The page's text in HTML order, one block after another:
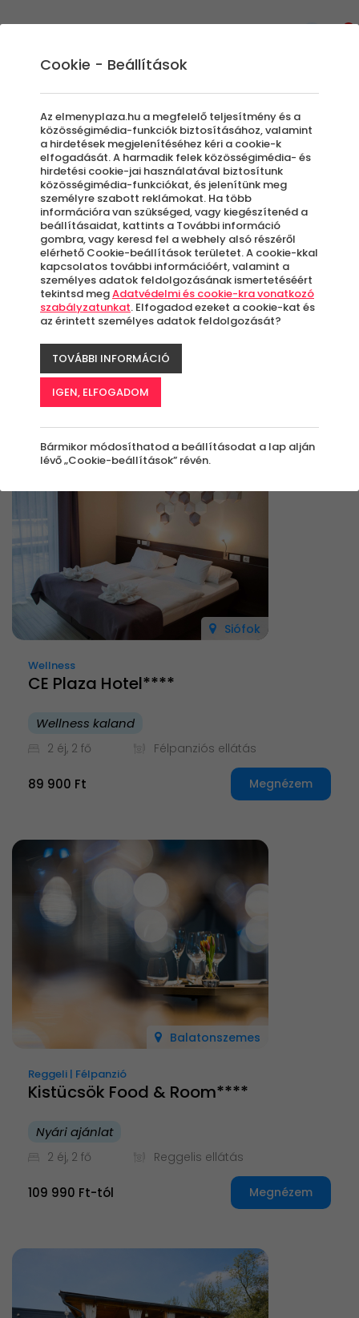
Balatoni pihenés
A Magyar tengernél nincs páratlanabb
pihenési célpont ha itthon vízpart közelében
szeretnél egy kicsit pihenni. Gyönyörű tájak,
mesés gasztronómiai élmények és persze
felejthetetlen programok várnak.
Szűrők beállítása
Élmények
Új
Siófok
Wellness
CE Plaza Hotel****
Wellness kaland
2 éj, 2 fő Félpanziós ellátás
89 900 Ft Megnézem
Balatonszemes
Reggeli | Félpanzió
Kistücsök Food & Room****
Nyári ajánlat
2 éj, 2 fő Reggelis ellátás
109 990 Ft-tól Megnézem
Cookie - Beállítások
Az elmenyplaza.hu a megfelelő teljesítmény és a
közösségimédia-funkciók biztosításához, valamint
a hirdetések megjelenítéséhez kéri a cookie-k
elfogadását. A harmadik felek közösségimédia- és
hirdetési cookie-jai használatával biztosítunk
közösségimédia-funkciókat, és jelenítünk meg
személyre szabott reklámokat. Ha több
információra van szükséged, vagy kiegészítenéd a
beállításaidat, kattints a További információ
gombra, vagy keresd fel a webhely alsó részéről
elérhető Cookie-beállítások területet. A cookie-kkal
kapcsolatos további információért, valamint a
személyes adatok feldolgozásának ismertetéséért
tekintsd megAdatvédelmi és cookie-kra vonatkozó
szabályzatunkat. Elfogadod ezeket a cookie-kat és
az érintett személyes adatok feldolgozását?
TOVÁBBI INFORMÁCIÓ
IGEN, ELFOGADOM
Bármikor módosíthatod a beállításodat a lap alján
lévő „Cookie-beállítások” révén.